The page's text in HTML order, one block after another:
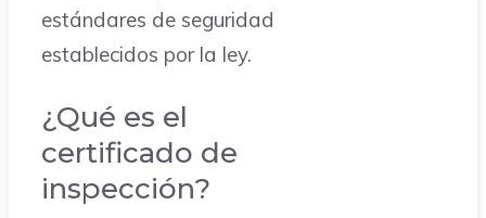
estándares de seguridad
establecidos por la ley.
¿Qué es el
certificado de
inspección?